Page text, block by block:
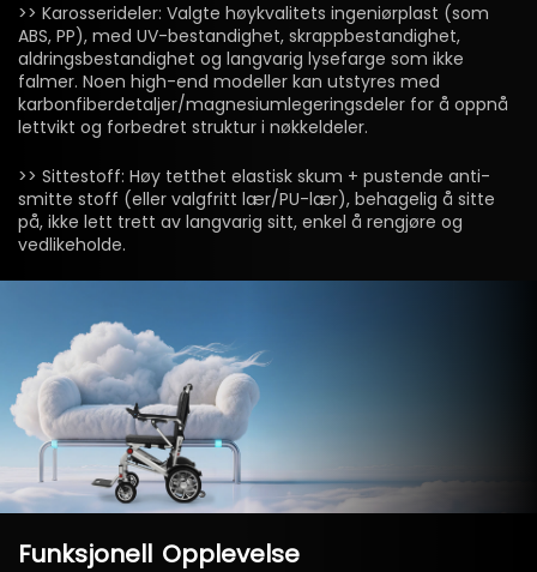
>> Karosserideler: Valgte høykvalitets ingeniørplast (som
ABS, PP), med UV-bestandighet, skrappbestandighet,
aldringsbestandighet og langvarig lysefarge som ikke
falmer. Noen high-end modeller kan utstyres med
karbonfiberdetaljer/magnesiumlegeringsdeler for å oppnå
lettvikt og forbedret struktur i nøkkeldeler.
>> Sittestoff: Høy tetthet elastisk skum + pustende anti-
smitte stoff (eller valgfritt lær/PU-lær), behagelig å sitte
på, ikke lett trett av langvarig sitt, enkel å rengjøre og
vedlikeholde.
Funksjonell Opplevelse